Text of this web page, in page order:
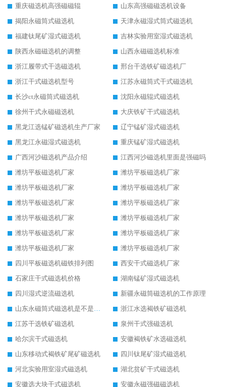
重庆磁选机高强磁磁辊
山东高强磁磁选机设备
揭阳永磁筒式磁选机
天津永磁湿式筒式磁选机
福建钛尾矿湿式磁选机
吉林实验用室湿式磁选机
陕西永磁磁选机的调整
山西永磁磁选机标准
浙江履带式干选磁选机
邢台干选铁矿磁选机厂
浙江干式磁选机型号
江苏永磁筒式干式磁选机
长沙ct永磁筒式磁选机
沈阳永磁辊式磁选机
徐州干式永磁磁选机
大庆铁矿干式磁选机
黑龙江选锰矿磁选机生产厂家
辽宁锰矿湿式磁选机
黑龙江永磁湿式磁选机
重庆锰矿湿式磁选机
广西河沙磁选机产品介绍
江西河沙磁选机里面是强磁吗
潍坊平板磁选机厂家
潍坊平板磁选机厂家
潍坊平板磁选机厂家
潍坊平板磁选机厂家
潍坊平板磁选机厂家
潍坊平板磁选机厂家
潍坊平板磁选机厂家
潍坊平板磁选机厂家
潍坊平板磁选机厂家
潍坊平板磁选机厂家
潍坊平板磁选机厂家
潍坊平板磁选机厂家
四川平板磁选机磁铁排列图
西安干式磁选机厂家
石家庄干式磁选机价格
湖南锰矿湿式磁选机
四川湿式逆流磁选机
新疆永磁筒磁选机的工作原理
山东永磁筒式磁选机是不是强磁
浙江水选褐铁矿磁选机
江苏干选铁矿磁选机
泉州干式强磁选机
哈尔滨干式磁选机
安徽褐铁矿水选磁选机
山东移动式褐铁矿尾矿磁选机
四川钛尾矿湿式磁选机
河北实验用室湿式磁选机
湖北贫矿干式磁选机
安徽选大块干式磁选机
安徽永磁强磁磁选机